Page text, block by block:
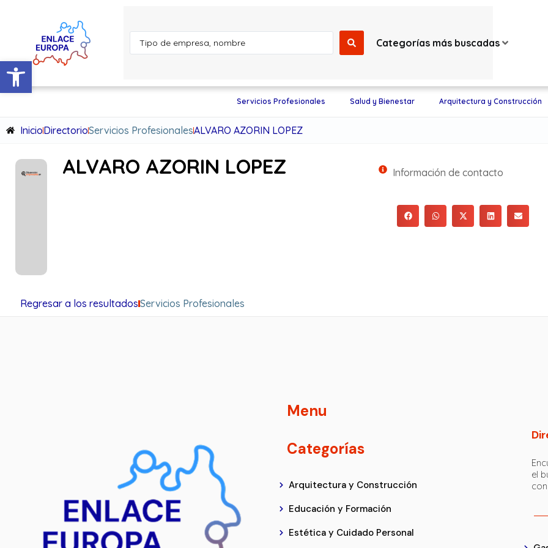
Abrir barra de herramientas
Categorías más buscadas
Servicios Profesionales Salud y Bienestar Arquitectura y Construcción
InicioDirectorioServicios ProfesionalesALVARO AZORIN LOPEZ
ALVARO AZORIN LOPEZ Información de contacto
Regresar a los resultadosServicios Profesionales
Menu
Categorías
Arquitectura y Construcción
Educación y Formación
Estética y Cuidado Personal
el